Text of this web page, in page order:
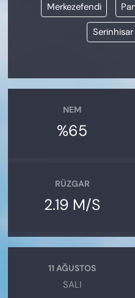
Merkezefendi
Serinhisar
NEM
%65
RÜZGAR
2.19 M/S
11 AĞUSTOS
SALI